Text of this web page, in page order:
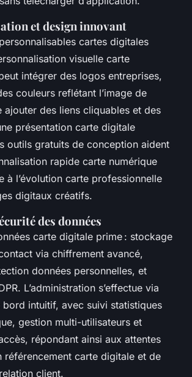
et design innovant
cartes digitales
visuelle carte
intégrer des logos entreprises,
couleurs reflétant l’image de
ajouter des liens cliquables et des
présentation carte digitale
outils gratuits de conception aident
rapide carte numérique
à l’évolution carte professionnelle
digitaux créatifs.
des données
carte digitale prime : stockage
via chiffrement avancé,
données personnelles, et
L’administration s’effectue via
bord intuitif, avec suivi statistiques
gestion multi-utilisateurs et
répondant ainsi aux attentes
référencement carte digitale et de
client.